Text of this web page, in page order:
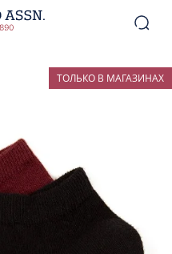
ТОЛЬКО В МАГАЗИНАХ